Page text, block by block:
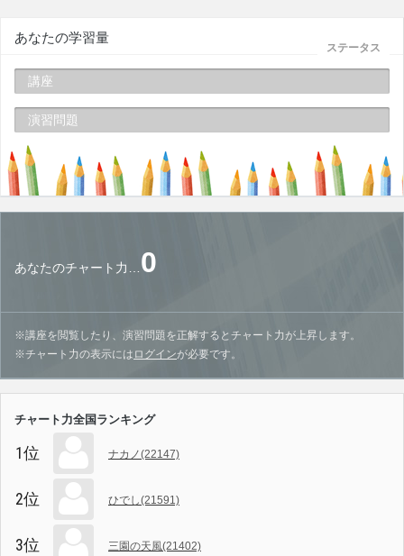
ステータス
あなたの学習量
講座
演習問題
あなたのチャート力…0
※講座を閲覧したり、演習問題を正解するとチャート力が上昇します。
※チャート力の表示には ログインが必要です。
チャート力全国ランキング
1位 ナカノ(22147)
2位 ひでし(21591)
3位 三園の天風(21402)